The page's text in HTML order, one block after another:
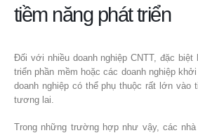
tiềm năng phát triển
Đối với nhiều doanh nghiệp CNTT, đặc biệt
triển phần mềm hoặc các doanh nghiệp
doanh nghiệp có thể phụ thuộc rất lớn vào
tương lai.
Trong những trường hợp như vậy, các